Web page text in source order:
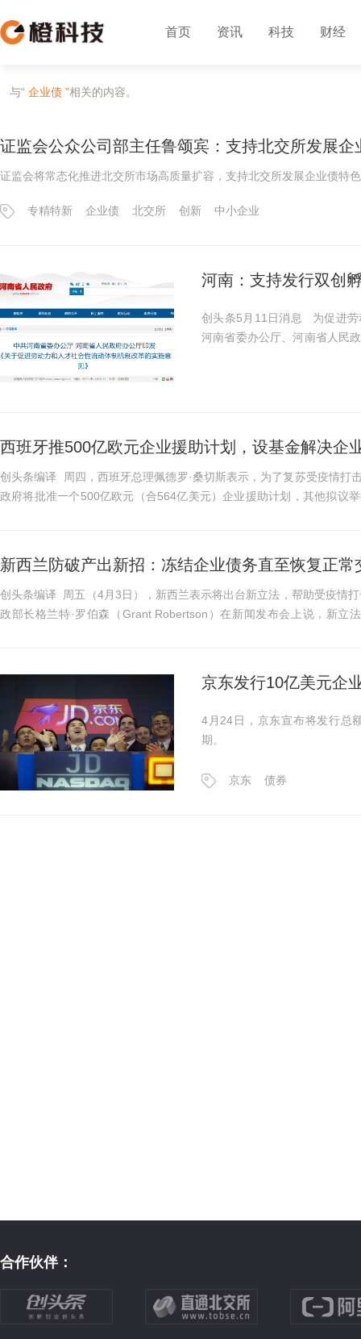
首页 资讯 科技 财经
与“ 企业债 ”相关的内容。
证监会公众公司部主任鲁颂宾：支持北交所发展企
证监会将常态化推进北交所市场高质量扩容，支持北交所发展企业债特
专精特新 企业债 北交所 创新 中小企业
河南：支持发行双创
创头条5月11日消息 为促进劳
河南省委办公厅、河南省人民
西班牙推500亿欧元企业援助计划，设基金解决企
创头条编译 周四，西班牙总理佩德罗·桑切斯表示，为了复苏受疫情打
政府将批准一个500亿欧元（合564亿美元）企业援助计划，其他拟议
新西兰防破产出新招：冻结企业债务直至恢复正常
创头条编译 周五（4月3日），新西兰表示将出台新立法，帮助受疫情打击而
政部长格兰特·罗伯森（Grant Robertson）在新闻发布会上说，新立
京东发行10亿美元企
4月24日，京东宣布将发行总
期。
京东 债券
合作伙伴：